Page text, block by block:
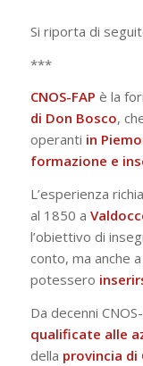
Si riporta di
***
CNOS-FAP è la
di Don Bosco,
operanti in
formazione e
L’esperienza
al 1850 a
l’obiettivo di
conto, ma anche
potessero
Da decenni
qualificate alle
della provincia di